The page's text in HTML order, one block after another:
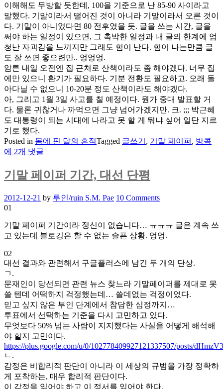
이해해도 무방할 듯한데, 100을 기준으로 난 85-90 사이라고
말했다. 기말이라서 떨어진 것이 아니라 기말이라서 오른 것이
다. 기말이 아니었다면 80 전후였을 듯. 글을 쓰는 시간, 글을
써야 하는 일정이 있으면, 그 촉박한 일정과 내 글의 한계에 엄
청난 자괴감을 느끼지만 그래도 힘이 난다. 힘이 나는만큼 글
도 잘 쓰면 좋으련만.. 엉엉엉.
암튼 내일 오전엔 집 근처로 산책이라도 좀 해야겠다. 너무 집
에만 있으니 환기가 필요하다. 기분 전환도 필요하고. 오래 돌
아다닐 수 없으니 10-20분 정도 산책이라도 해야겠다.
아, 그리고 1월 3일 사고를 칠 예정이다. 뭔가 중대 발표할 거
다. 물론 귀찮거나 까먹으면 그냥 넘어가겠지만. 크. ;;; 박근혜
도 대통령이 되는 시대에 나라고 못 할 게 뭐냐 싶어 일단 지르
기로 했다.
Posted in 몸에 핀 달의 흔적Tagged 글쓰기 , 기말 페이퍼 , 방콕
간
에 2개 댓글
기말 페이퍼 기간, 대선 단평
Posted
on
2012-12-21 by 루인/ruin S.M. Pae 10 Comments
01
기말 페이퍼 기간이라 정신이 없습니다… ㅠㅠㅠ 글은 계속 쓰
고 있는데 블로깅은 할 수 없는 슬픈 상황. 엉엉.
02
대선 결과와 관련해서 구글플러스에 남긴 두 개의 단상.
ㄱ.
문재인이 당선되면 관련 뉴스 찾느라 기말페이퍼를 제대로 못
쓸 텐데 어떡하지 걱정했는데… 쓸데없는 걱정이었다.
믿고 싶지 않은 부인 단계에서 참담한 심정까지…
투표에서 선택하는 기준을 다시 고민하고 있다.
무엇보다 50% 넘는 사람이 지지했다는 사실을 어떻게 해석해
야 할지 고민이다.
https://plus.google.com/u/0/102778409927121337507/posts/
ㄴ.
감정은 비합리적 판단이 아니라 이 세상의 규범을 가장 정확하
게 포착하는, 매우 합리적 판단이다.
이 감정을 읽어야 하고 이 정서를 읽어야 한다.